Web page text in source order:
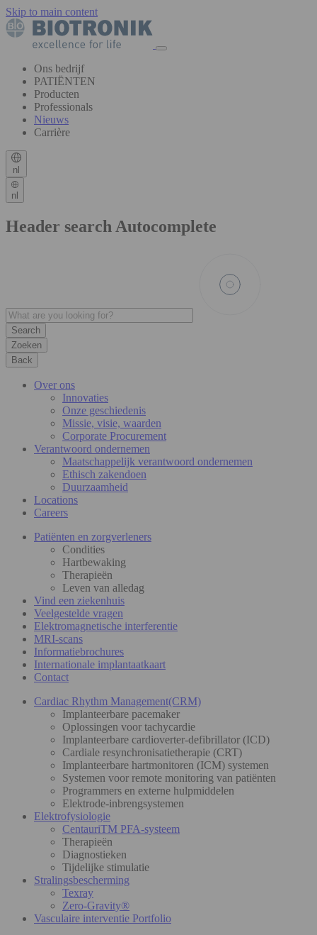
Skip to main content
Ons bedrijf
PATIËNTEN
Producten
Professionals
Nieuws
Carrière
nl
nl
Header search Autocomplete
Zoeken
Back
Over ons
Innovaties
Onze geschiedenis
Missie, visie, waarden
Corporate Procurement
Verantwoord ondernemen
Maatschappelijk verantwoord ondernemen
Ethisch zakendoen
Duurzaamheid
Locations
Careers
Patiënten en zorgverleners
Condities
Hartbewaking
Therapieën
Leven van alledag
Vind een ziekenhuis
Veelgestelde vragen
Elektromagnetische interferentie
MRI-scans
Informatiebrochures
Internationale implantaatkaart
Contact
Cardiac Rhythm Management(CRM)
Implanteerbare pacemaker
Oplossingen voor tachycardie
Implanteerbare cardioverter-defibrillator (ICD)
Cardiale resynchronisatietherapie (CRT)
Implanteerbare hartmonitoren (ICM) systemen
Systemen voor remote monitoring van patiënten
Programmers en externe hulpmiddelen
Elektrode-inbrengsystemen
Elektrofysiologie
CentauriTM PFA-systeem
Therapieën
Diagnostieken
Tijdelijke stimulatie
Stralingsbescherming
Texray
Zero-Gravity®
Vasculaire interventie Portfolio